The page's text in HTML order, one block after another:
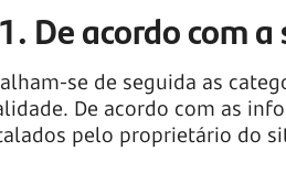
De acordo com
se de seguida as
De acordo com as
pelo proprietário do